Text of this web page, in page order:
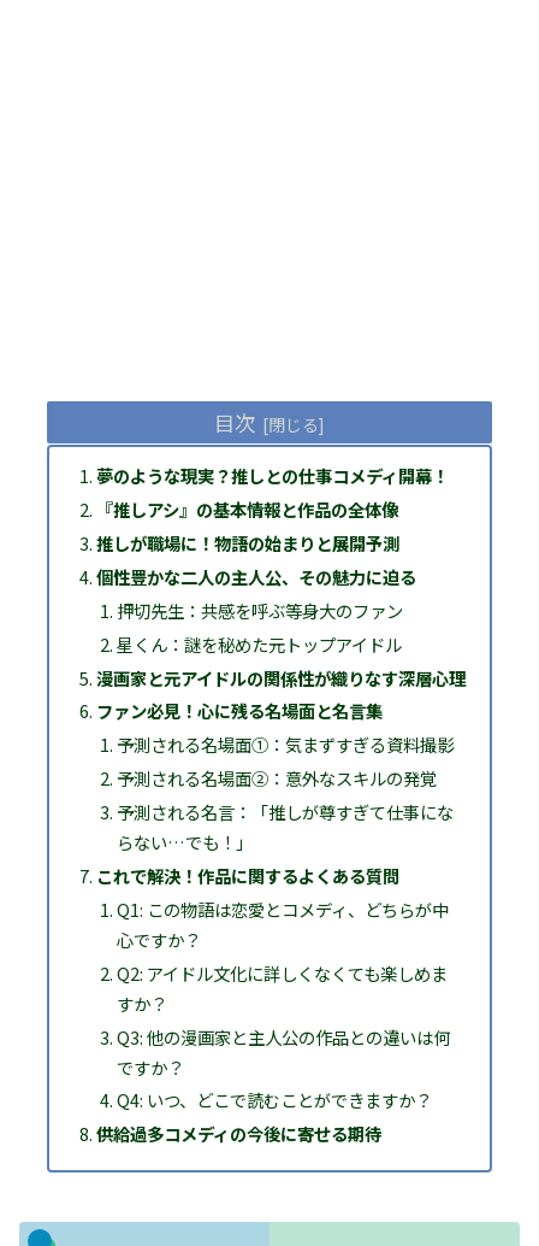
目次
夢のような現実？推しとの仕事コメディ開幕！
『推しアシ』の基本情報と作品の全体像
推しが職場に！物語の始まりと展開予測
個性豊かな二人の主人公、その魅力に迫る
押切先生：共感を呼ぶ等身大のファン
星くん：謎を秘めた元トップアイドル
漫画家と元アイドルの関係性が織りなす深層心理
ファン必見！心に残る名場面と名言集
予測される名場面①：気まずすぎる資料撮影
予測される名場面②：意外なスキルの発覚
予測される名言：「推しが尊すぎて仕事にな
らない…でも！」
これで解決！作品に関するよくある質問
Q1: この物語は恋愛とコメディ、どちらが中
心ですか？
Q2: アイドル文化に詳しくなくても楽しめま
すか？
Q3: 他の漫画家と主人公の作品との違いは何
ですか？
Q4: いつ、どこで読むことができますか？
供給過多コメディの今後に寄せる期待